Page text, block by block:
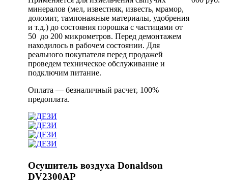
минералов (мел, известняк, известь, мрамор,
доломит, тампонажные материалы, удобрения
и т.д.) до состояния порошка с частицами от
50 до 200 микрометров. Перед демонтажем
находилось в рабочем состоянии. Для
реального покупателя перед продажей
проведем техническое обслуживание и
подключим питание.
Оплата — безналичный расчет, 100%
предоплата.
Осушитель воздуха Donaldson
DV2300AP